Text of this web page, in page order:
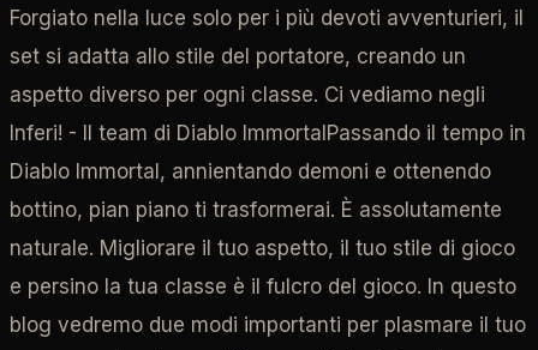
Forgiato nella luce solo per i più devoti avventurieri, il
set si adatta allo stile del portatore, creando un
aspetto diverso per ogni classe. Ci vediamo negli
Inferi! - Il team di Diablo ImmortalPassando il tempo in
Diablo Immortal, annientando demoni e ottenendo
bottino, pian piano ti trasformerai. È assolutamente
naturale. Migliorare il tuo aspetto, il tuo stile di gioco
e persino la tua classe è il fulcro del gioco. In questo
blog vedremo due modi importanti per plasmare il tuo